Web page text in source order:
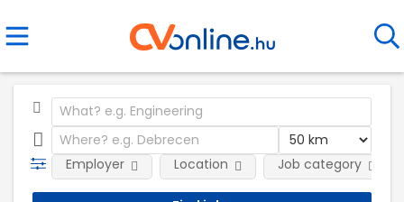
Employer Location Job category